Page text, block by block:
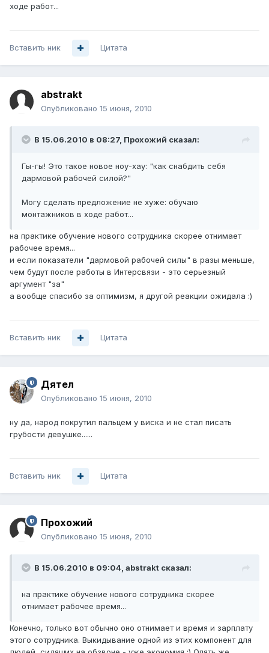
ходе работ...
Вставить ник Цитата
abstrakt
Опубликовано 15 июня, 2010
В 15.06.2010 в 08:27, Прохожий сказал:
Гы-гы! Это такое новое ноу-хау: "как снабдить себя
дармовой рабочей силой?"
Могу сделать предложение не хуже: обучаю
монтажников в ходе работ...
на практике обучение нового сотрудника скорее отнимает
рабочее время...
и если показатели "дармовой рабочей силы" в разы меньше,
чем будут после работы в Интерсвязи - это серьезный
аргумент "за"
а вообще спасибо за оптимизм, я другой реакции ожидала :)
Вставить ник Цитата
Дятел
Опубликовано 15 июня, 2010
ну да, народ покрутил пальцем у виска и не стал писать
грубости девушке......
Вставить ник Цитата
Прохожий
Опубликовано 15 июня, 2010
В 15.06.2010 в 09:04, abstrakt сказал:
на практике обучение нового сотрудника скорее
отнимает рабочее время...
Конечно, только вот обычно оно отнимает и время и зарплату
этого сотрудника. Выкидывание одной из этих компонент для